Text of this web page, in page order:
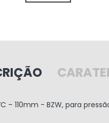
– 110mm - BZW, para